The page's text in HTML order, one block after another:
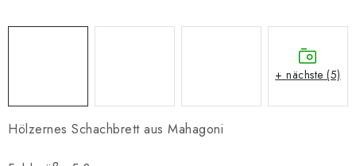
Geschäftsbedingungen
Hölzernes Schachbrett aus Mahagoni
+ nächste (5)